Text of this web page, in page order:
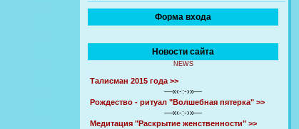
Форма входа
Новости сайта
NEWS
Талисман 2015 года >>
—«‹-:-›»—
Рождество - ритуал "Волшебная пятерка" >>
—«‹-:-›»—
Медитация "Раскрытие женственности" >>